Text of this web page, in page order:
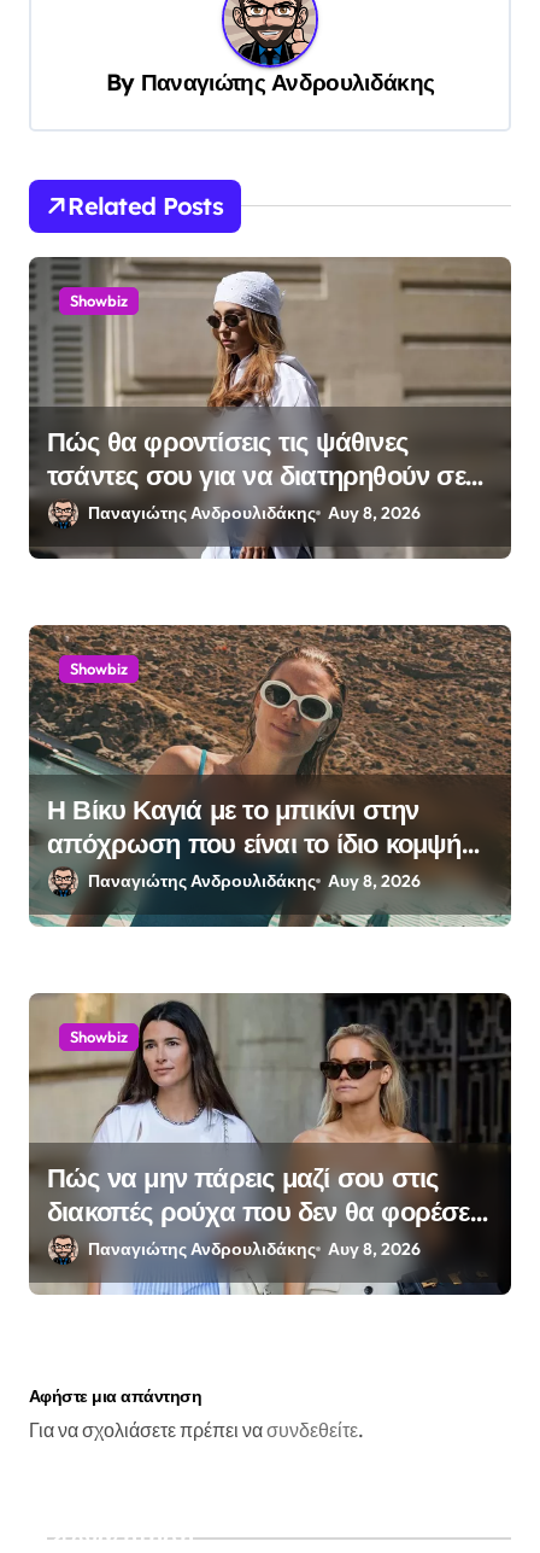
θ
ρ
ω
ν
By Παναγιώτης Ανδρουλιδάκης
Related Posts
Showbiz
Πώς θα φροντίσεις τις ψάθινες
τσάντες σου για να διατηρηθούν σε
τέλεια κατάσταση
Παναγιώτης Ανδρουλιδάκης Αυγ 8, 2026
Showbiz
Η Βίκυ Καγιά με το μπικίνι στην
απόχρωση που είναι το ίδιο κομψή
με το μαύρο
Παναγιώτης Ανδρουλιδάκης Αυγ 8, 2026
Showbiz
Πώς να μην πάρεις μαζί σου στις
διακοπές ρούχα που δεν θα φορέσεις
ποτέΠαναγιώτης Ανδρουλιδάκης Αυγ 8, 2026
Αφήστε μια απάντηση
Για να σχολιάσετε πρέπει νασυνδεθείτε.
Αναζήτηση